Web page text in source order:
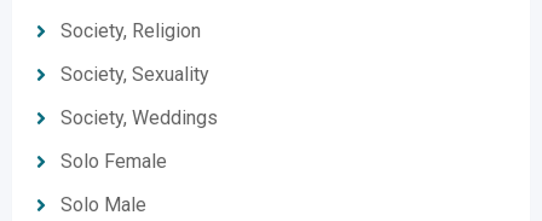
Society, Religion
Society, Sexuality
Society, Weddings
Solo Female
Solo Male